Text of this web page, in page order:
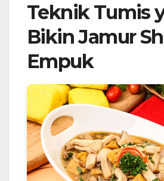
Teknik Tumis
Bikin Jamur
Empuk